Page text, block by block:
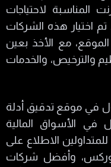
المناسبة لاحتياجات
اختيار هذه الشركات
مع الأخذ بعين
والترخيص، والخدمات
في موقع تدقيق أدلة
الأسواق المالية
الاطلاع على
وأفضل شركات